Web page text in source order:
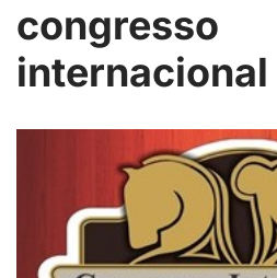
congresso
internacional